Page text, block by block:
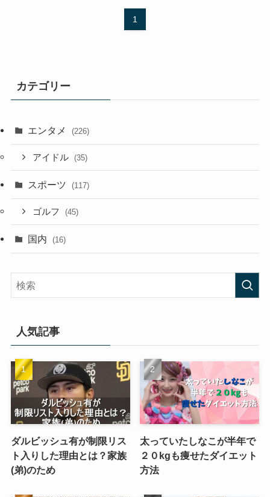
1
カテゴリー
エンタメ (226)
アイドル (35)
スポーツ (117)
ゴルフ (45)
国内 (16)
人気記事
ダルビッシュ有が制限リス
ト入りした理由とは？家族
(弟)のため
太っていたしなこが半年で
２０kgも痩せたダイエット
方法